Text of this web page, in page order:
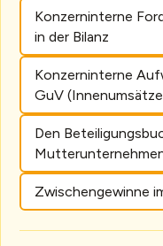
Konzerninterne
in der Bilanz
Konzerninterne
GuV
Den
Zwischengewinne